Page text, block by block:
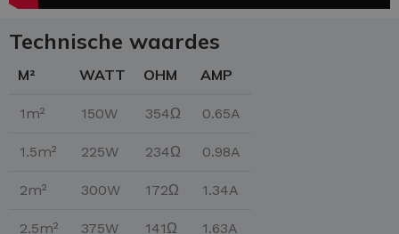
Technische waardes
M² WATT OHM AMP
1m² 150W 354Ω 0.65A
1.5m² 225W 234Ω 0.98A
2m² 300W 172Ω 1.34A
2.5m² 375W 141Ω 1.63A